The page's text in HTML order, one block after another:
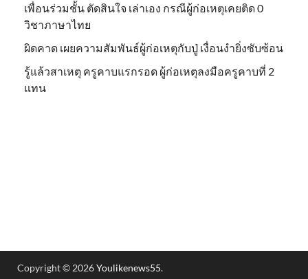
เพื่อนร่วมชั้น ตัดสินใจ เล่าเอง กรณีผู้ก่อเหตุเคยติด 0
วิชาภาษาไทย
ผิดคาด เผยความสัมพันธ์ผู้ก่อเหตุกับปู่ เงื่อนงำยิ่งซับซ้อน
รู้แล้วสาเหตุ ครูคาบแรกรอด ผู้ก่อเหตุลงมือครูคาบที่ 2
แทน
Copyright © 2026Youlikenews55.